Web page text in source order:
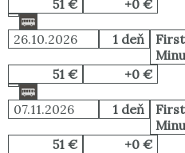
51 €
+0 €
26.10.2026 1 deň
First
51 €
+0 €
07.11.2026 1 deň
First
51 €
+0 €